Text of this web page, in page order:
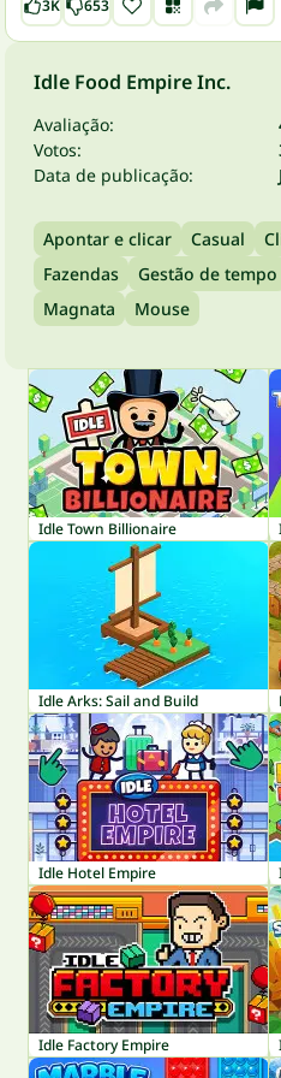
3K 653
Idle Food Empire Inc.
Avaliação:
Votos:
Data de publicação:
Apontar e clicar Casual
Fazendas
Gestão de tempo
Magnata
Mouse
Idle Town Billionaire
Idle Arks: Sail and Build
Idle Hotel Empire
Idle Factory Empire